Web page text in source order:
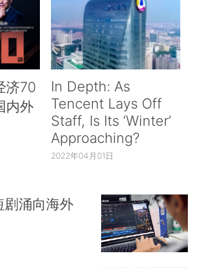
济70
内外
In Depth: As
Tencent Lays Off
Staff, Is Its ‘Winter’
Approaching?
2022年04月01日
剧涌向海外